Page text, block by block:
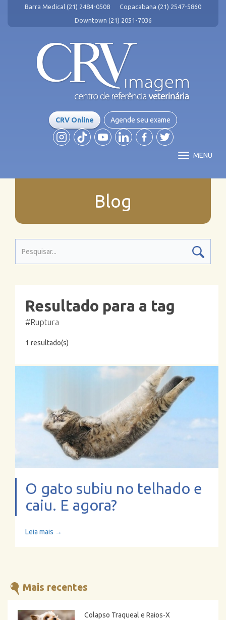
Barra Medical (21) 2484-0508
Copacabana (21) 2547-5860
Downtown (21) 2051-7036
CRV Online Agende seu exame
MENU
Blog
Resultado para a tag
#Ruptura
1 resultado(s)
O gato subiu no telhado e
caiu. E agora?
Leia mais →
Mais recentes
Colapso Traqueal e Raios-X